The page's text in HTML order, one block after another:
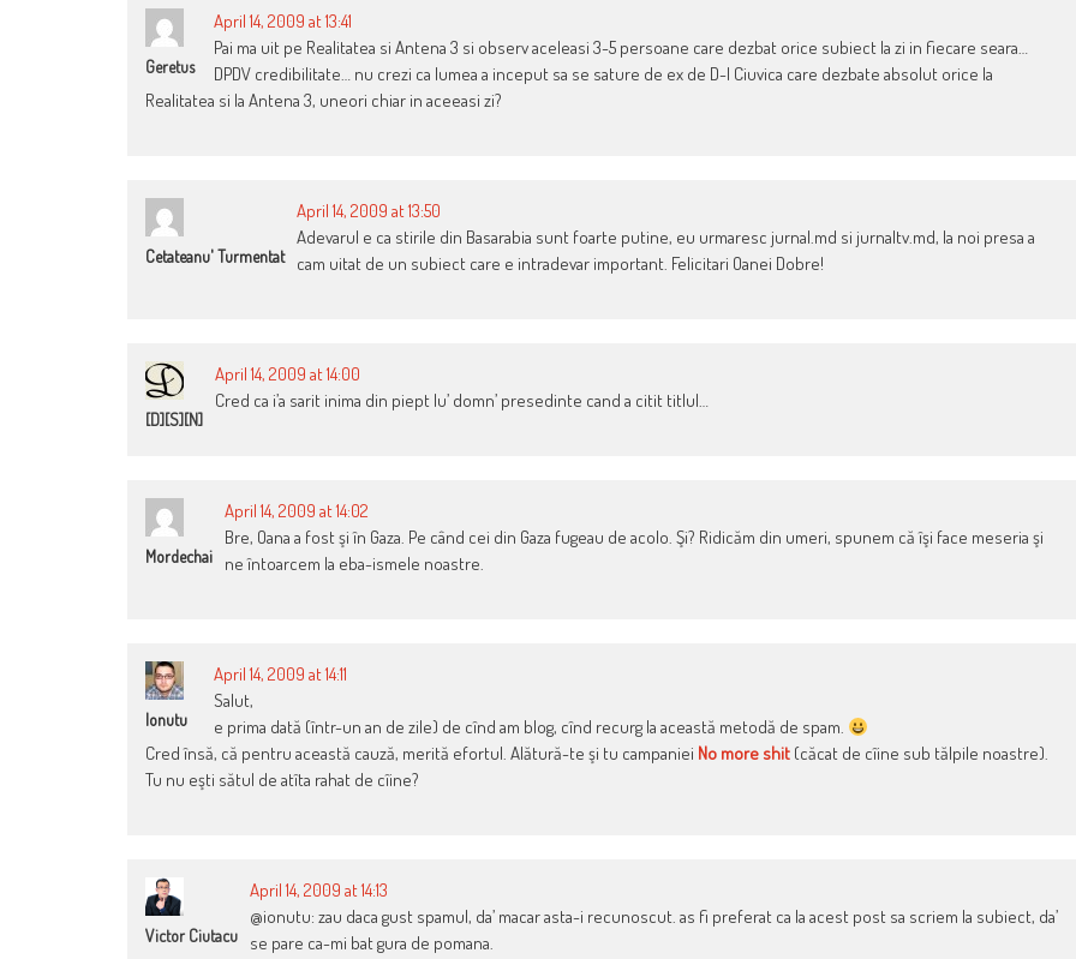
Geretus
April 14, 2009 at 13:41
Pai ma uit pe Realitatea si Antena 3 si observ aceleasi 3-5 persoane care dezbat orice subiect la zi in fiecare seara…
DPDV credibilitate… nu crezi ca lumea a inceput sa se sature de ex de D-l Ciuvica care dezbate absolut orice la
Realitatea si la Antena 3, uneori chiar in aceeasi zi?
Cetateanu' Turmentat
April 14, 2009 at 13:50
Adevarul e ca stirile din Basarabia sunt foarte putine, eu urmaresc jurnal.md si jurnaltv.md, la noi presa a
cam uitat de un subiect care e intradevar important. Felicitari Oanei Dobre!
[D][S][N]
April 14, 2009 at 14:00
Cred ca i’a sarit inima din piept lu’ domn’ presedinte cand a citit titlul…
Mordechai
April 14, 2009 at 14:02
Bre, Oana a fost şi în Gaza. Pe când cei din Gaza fugeau de acolo. Şi? Ridicăm din umeri, spunem că îşi face meseria şi
ne întoarcem la eba-ismele noastre.
Ionutu
April 14, 2009 at 14:11
Salut,
e prima dată (într-un an de zile) de cînd am blog, cînd recurg la această metodă de spam.
Cred însă, că pentru această cauză, merită efortul. Alătură-te şi tu campaniei No more shit (căcat de cîine sub tălpile noastre).
Tu nu eşti sătul de atîta rahat de cîine?
Victor Ciutacu
April 14, 2009 at 14:13
@ionutu: zau daca gust spamul, da’ macar asta-i recunoscut. as fi preferat ca la acest post sa scriem la subiect, da’
se pare ca-mi bat gura de pomana.